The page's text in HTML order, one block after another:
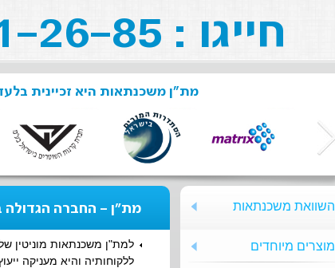
חייגו : 073-211-26-85
מת"ן משכנתאות היא זכיינית
השוואת משכנתאות
מוצרים מיוחדים
מת"ן - החברה הגדולה
ללקוחותיה והיא מעניקה